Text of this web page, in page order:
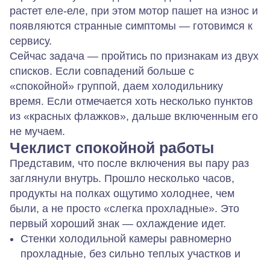
растет еле‑еле, при этом мотор пашет на износ и
появляются странные симптомы — готовимся к
сервису.
Сейчас задача — пройтись по признакам из двух
списков. Если совпадений больше с
«спокойной» группой, даем холодильнику
время. Если отмечается хоть несколько пунктов
из «красных флажков», дальше включенным его
не мучаем.
Чеклист спокойной работы
Представим, что после включения вы пару раз
заглянули внутрь. Прошло несколько часов,
продукты на полках ощутимо холоднее, чем
были, а не просто «слегка прохладные». Это
первый хороший знак — охлаждение идет.
Стенки холодильной камеры равномерно
прохладные, без сильно теплых участков и